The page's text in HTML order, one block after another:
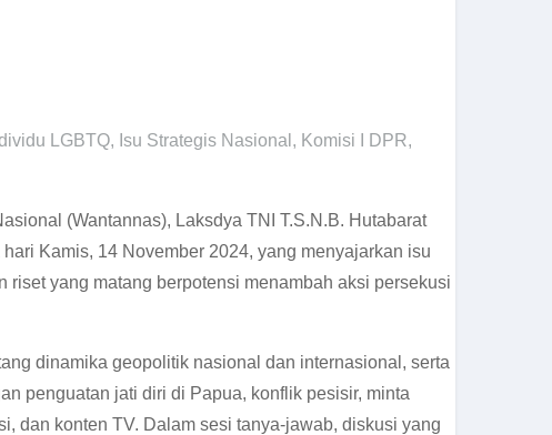
LGBTQ, Isu Strategis Nasional , Komisi I DPR,
(Wantannas), Laksdya TNI T.S.N.B. Hutabarat
Kamis, 14 November 2024, yang menyajarkan isu
yang matang berpotensi menambah aksi persekusi
dinamika geopolitik nasional dan internasional, serta
penguatan jati diri di Papua, konflik pesisir, minta
dan konten TV. Dalam sesi tanya-jawab, diskusi yang